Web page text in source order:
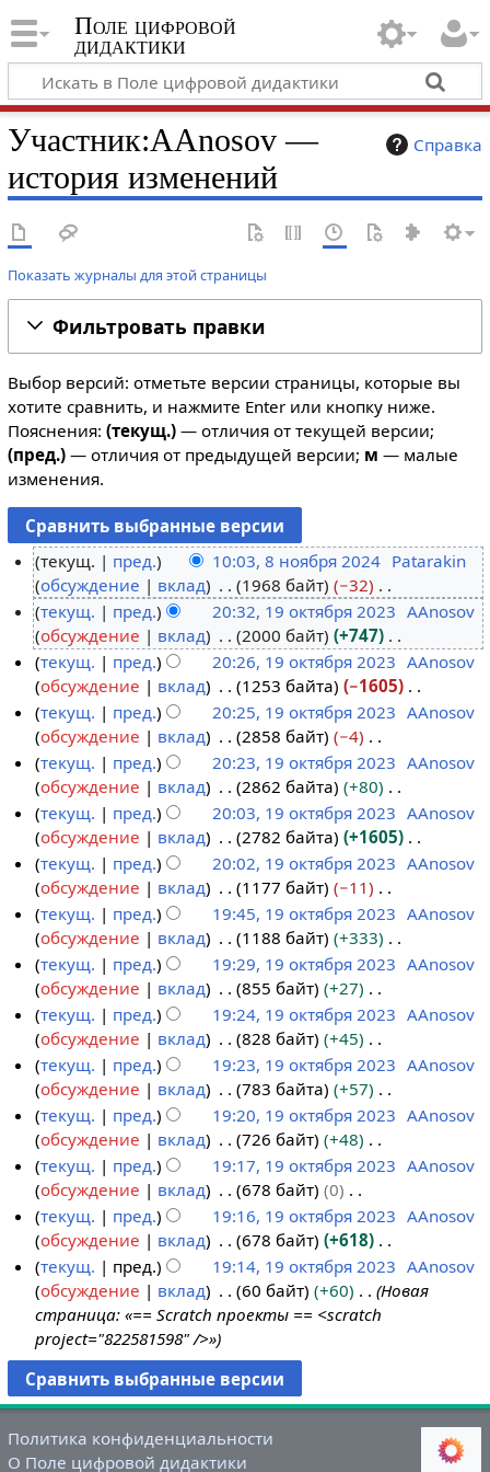
Поле цифровой
дидактики
Справка
Участник:AAnosov —
история изменений
Показать журналы для этой страницы
Фильтровать правки
Выбор версий: отметьте версии страницы, которые вы
хотите сравнить, и нажмите Enter или кнопку ниже.
Пояснения: (текущ.)— отличия от текущей версии;
(пред.)— отличия от предыдущей версии; м — малые
изменения.
н
я
р
2
2
текущ. пред. 10:03, 8 ноября 2024 Patarakin
обсуждение
вклад 1968 байт
−32
Н
е
т
о
п
и
с
а
н
и
я
п
р
а
в
к
и
9
к
я
р
2
2
текущ. пред. 20:32, 19 октября 2023 AAnosov
обсуждение
вклад 2000 байт
+747
Н
е
т
о
п
и
с
а
н
и
я
п
р
а
в
к
и
текущ. пред. 20:26, 19 октября 2023 AAnosov
обсуждение
вклад 1253 байта
−1605
Н
е
т
о
п
и
с
а
н
и
я
п
р
а
в
к
и
текущ. пред. 20:25, 19 октября 2023 AAnosov
обсуждение
вклад 2858 байт
−4
Н
е
т
о
п
и
с
а
н
и
я
п
р
а
в
к
и
текущ. пред. 20:23, 19 октября 2023 AAnosov
обсуждение
вклад 2862 байта
+80
Н
е
т
о
п
и
с
а
н
и
я
п
р
а
в
к
и
текущ. пред. 20:03, 19 октября 2023 AAnosov
обсуждение
вклад 2782 байта
+1605
Н
е
т
о
п
и
с
а
н
и
я
п
р
а
в
к
и
текущ. пред. 20:02, 19 октября 2023 AAnosov
обсуждение
вклад 1177 байт
−11
Н
е
т
о
п
и
с
а
н
и
я
п
р
а
в
к
и
текущ. пред. 19:45, 19 октября 2023 AAnosov
обсуждение
вклад 1188 байт
+333
Н
е
т
о
п
и
с
а
н
и
я
п
р
а
в
к
и
текущ. пред. 19:29, 19 октября 2023 AAnosov
обсуждение
вклад 855 байт
+27
Н
е
т
о
п
и
с
а
н
и
я
п
р
а
в
к
и
текущ. пред. 19:24, 19 октября 2023 AAnosov
обсуждение
вклад 828 байт
+45
Н
е
т
о
п
и
с
а
н
и
я
п
р
а
в
и
текущ. пред. 19:23, 19 октября 2023 AAnosov
обсуждение
вклад 783 байта
+57
Н
е
т
о
п
и
с
а
н
я
п
р
в
текущ. пред. 19:20, 19 октября 2023 AAnosov
обсуждение
вклад 726 байт
+48
Н
е
т
о
п
и
с
а
н
и
я
р
текущ. пред. 19:17, 19 октября 2023 AAnosov
обсуждение
вклад 678 байт
0
Н
е
т
о
п
и
с
а
н
я
текущ. пред. 19:16, 19 октября 2023 AAnosov
обсуждение
вклад 678 байт
+618
Н
е
т
о
п
и
с
а
н
текущ. пред. 19:14, 19 октября 2023 AAnosov
обсуждение
вклад 60 байт +60
Новая
страница: «== Scratch проекты == <scratch
project="822581598" />»
Политика конфиденциальности
О Поле цифровой дидактики